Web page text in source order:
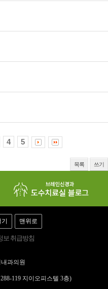
4 5
목록 쓰기
맨위로
보 취급방침
과의원
119 지이오피스텔 3층)